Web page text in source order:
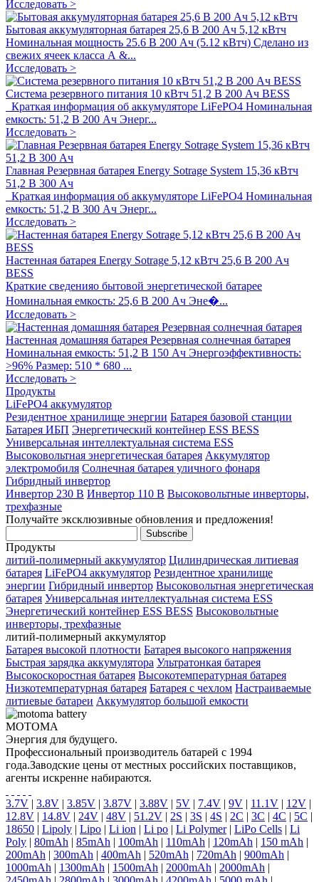
Исследовать >
Бытовая аккумуляторная батарея 25,6 В 200 Ач 5,12 кВтч
Номинальная мощность 25.6 В 200 Ач (5.12 кВтч) Сделано из
свежих ячеек класса А &...
Исследовать >
Система резервного питания 10 кВтч 51,2 В 200 Ач BESS
Краткая информация об аккумуляторе LiFePO4 Номинальная
емкость: 51,2 В 200 Ач Энерг...
Исследовать >
Главная Резервная батарея Energy Sotrage System 15,36 кВтч
51,2 В 300 Ач
Краткая информация об аккумуляторе LiFePO4 Номинальная
емкость: 51,2 В 300 Ач Энерг...
Исследовать >
Настенная батарея Energy Sotrage 5,12 кВтч 25,6 В 200 Ач
BESS
Краткие сведенияо бытовой энергетической батарее
Номинальная емкость: 25,6 В 200 Ач Эне�...
Исследовать >
Настенная домашняя батарея Резервная солнечная батарея
Номинальная емкость: 51,2 В 150 Ач Энергоэффективность:
>96% Размер: 510 * 680 ...
Исследовать >
Продукты
LiFePO4 аккумулятор
Резидентное хранилище энергии Батарея базовой станции
Батарея ИБП Энергетический контейнер ESS BESS
Универсальная интеллектуальная система ESS
Высоковольтная энергетическая батарея Аккумулятор
электромобиля Солнечная батарея уличного фонаря
Гибридный инвертор
Инвертор 230 В Инвертор 110 В Высоковольтные инверторы,
трехфазные
Получайте эксклюзивные обновления и предложения!
Продукты
литий-полимерный аккумулятор Цилиндрическая литиевая
батарея LiFePO4 аккумулятор Резидентное хранилище
энергии Гибридный инвертор Высоковольтная энергетическая
батарея Универсальная интеллектуальная система ESS
Энергетический контейнер ESS BESS Высоковольтные
инверторы, трехфазные
литий-полимерный аккумулятор
Батарея высокой плотности Батарея высокого напряжения
Быстрая зарядка аккумулятора Ультратонкая батарея
Высокоскоростная батарея Высокотемпературная батарея
Низкотемпературная батарея Батарея с чехлом Настраиваемые
литиевые батареи Аккумулятор большой емкости
MOTOMA
Энергия для будущего.
Профессиональный производитель батарей с 1994
года.Заводские цены от местных российских поставщиков,
агенты искренне набираются.
3.7V | 3.8V | 3.85V | 3.87V | 3.88V | 5V | 7.4V | 9V | 11.1V | 12V |
12.8V | 14.8V | 24V | 48V | 51.2V | 2S | 3S | 4S | 2C | 3C | 4C | 5C |
18650 | Lipoly | Lipo | Li ion | Li po | Li Polymer| LiPo Cells | Li
Poly | 80mAh | 85mAh | 100mAh | 110mAh | 120mAh | 150 mAh |
200mAh | 300mAh | 400mAh | 520mAh | 720mAh | 900mAh |
1000mAh | 1300mAh | 1500mAh | 2000mAh | 2000mAh |